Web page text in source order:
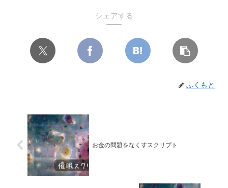
シェアする
ふくもと
お金の問題をなくすスクリプト